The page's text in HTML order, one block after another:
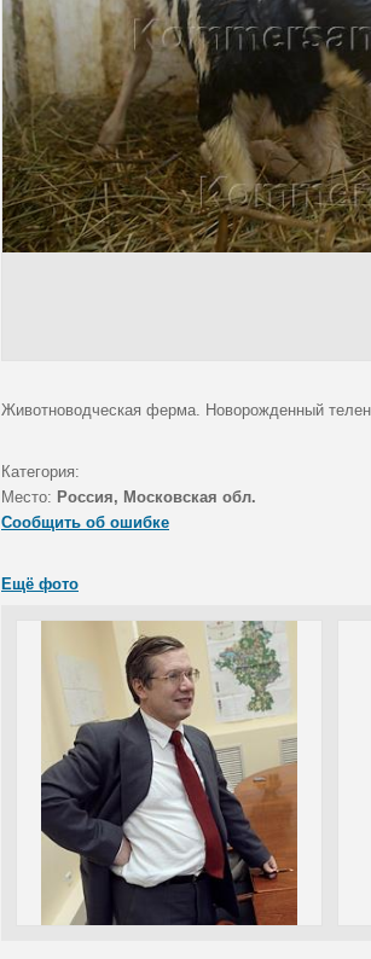
Животноводческая ферма. Новорожденный
Категория:
Место: Россия, Московская обл.
Сообщить об ошибке
Ещё фото